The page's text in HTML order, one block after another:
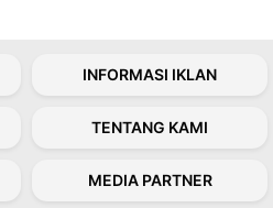
INFORMASI IKLAN
TENTANG KAMI
MEDIA PARTNER